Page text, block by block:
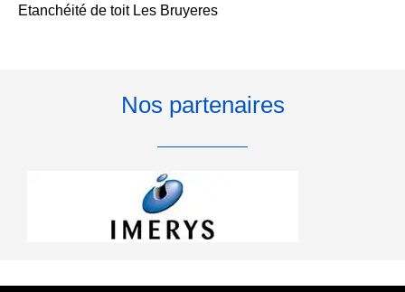
Etanchéité de toit Les Bruyeres
Nos partenaires